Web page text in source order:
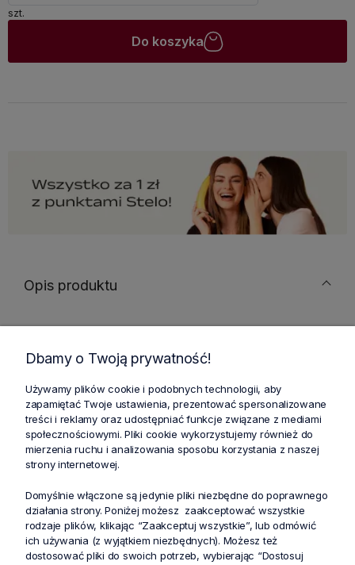
szt.
Do koszyka
Opis produktu
Spodnie medyczne damskie z lini Toby, typu
jogger wyposażone są w 2 przednie kieszenie, 2
kieszenie cargo, 1 kieszeń cargo na zamek
błyskawiczny oraz 2 kieszenie tylne. Wykonane są
z elastycznego materiału, który zapewnia wygodę i
swobodę ruchu
płasko.
Dbamy o Twoją prywatność!
Używamy plików cookie i podobnych technologii, aby
zapamiętać Twoje ustawienia, prezentować spersonalizowane
treści i reklamy oraz udostępniać funkcje związane z mediami
społecznościowymi. Pliki cookie wykorzystujemy również do
mierzenia ruchu i analizowania sposobu korzystania z naszej
strony internetowej.
Domyślnie włączone są jedynie pliki niezbędne do poprawnego
działania strony. Poniżej możesz zaakceptować wszystkie
rodzaje plików, klikając “Zaakceptuj wszystkie”, lub odmówić
ich używania (z wyjątkiem niezbędnych). Możesz też
dostosować pliki do swoich potrzeb, wybierając “Dostosuj